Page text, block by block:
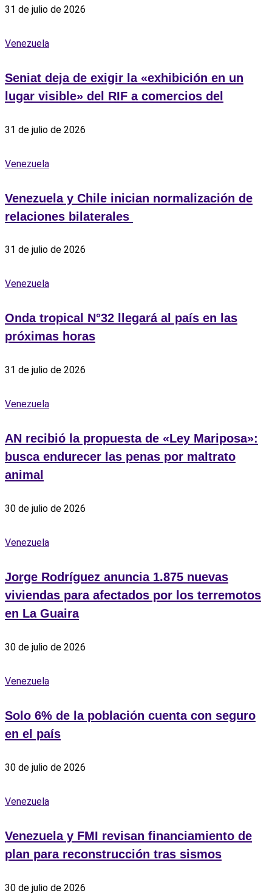
31 de julio de 2026
Venezuela
Seniat deja de exigir la «exhibición en un
lugar visible» del RIF a comercios del
31 de julio de 2026
Venezuela
Venezuela y Chile inician normalización de
relaciones bilaterales ‎
31 de julio de 2026
Venezuela
Onda tropical N°32 llegará al país en las
próximas horas
31 de julio de 2026
Venezuela
AN recibió la propuesta de «Ley Mariposa»:
busca endurecer las penas por maltrato
animal
30 de julio de 2026
Venezuela
Jorge Rodríguez anuncia 1.875 nuevas
viviendas para afectados por los terremotos
en La Guaira
30 de julio de 2026
Venezuela
Solo 6% de la población cuenta con seguro
en el país
30 de julio de 2026
Venezuela
Venezuela y FMI revisan financiamiento de
plan para reconstrucción tras sismos
30 de julio de 2026